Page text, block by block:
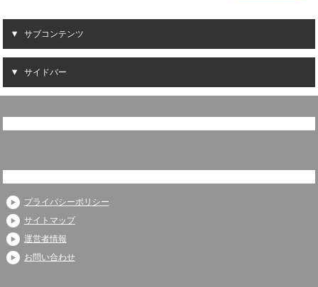
サブコンテンツ
サイドバー
プライバシーポリシー
サイトマップ
運営者情報
お問い合わせ